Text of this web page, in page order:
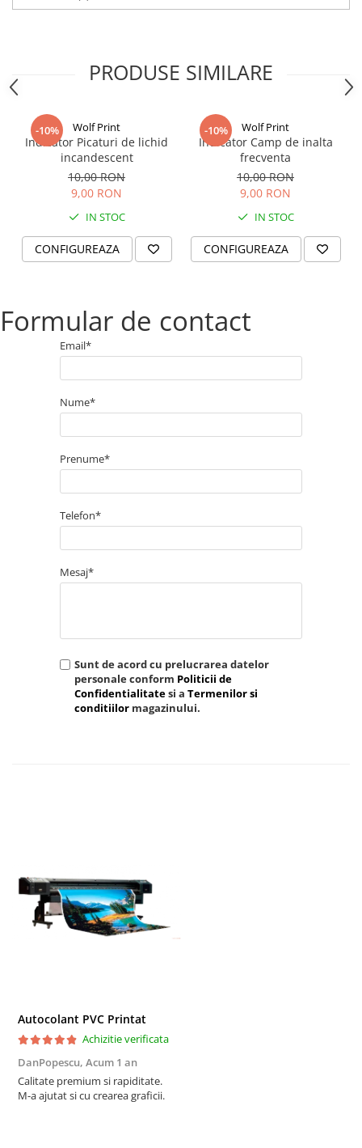
PRODUSE SIMILARE
-10% Wolf Print
Indicator Picaturi de lichid
incandescent
10,00 RON
9,00 RON
IN STOC
CONFIGUREAZA
-10% Wolf Print
Indicator Camp de inalta
frecventa
10,00 RON
9,00 RON
IN STOC
CONFIGUREAZA
Formular de contact
Email*
Nume*
Prenume*
Telefon*
Mesaj*
Sunt de acord cu prelucrarea datelor
personale conform Politicii de
Confidentialitatesi a Termenilor si
conditiilor magazinului.
Autocolant PVC Printat
Achizitie verificata
DanPopescu, Acum 1 an
Calitate premium si rapiditate.
M-a ajutat si cu crearea graficii.